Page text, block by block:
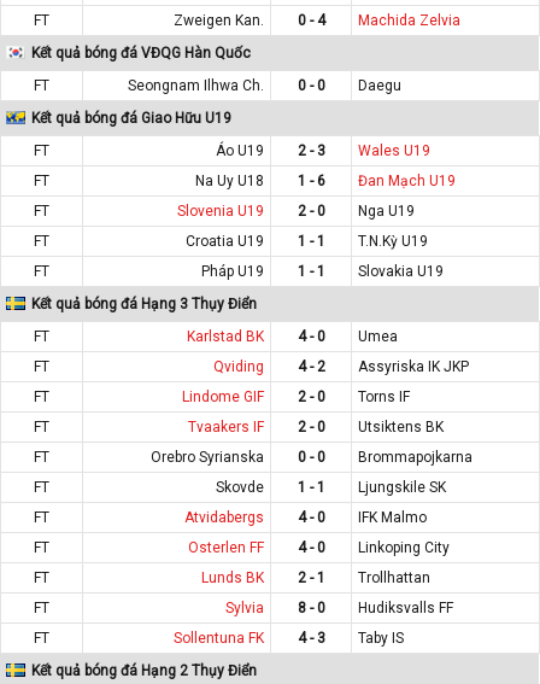
FT
Zweigen Kan. 0 - 4
Machida Zelvia
Kết quả bóng đá VĐQG Hàn Quốc
FT
Seongnam Ilhwa Ch. 0 - 0
Daegu
Kết quả bóng đá Giao Hữu U19
FT
Áo U19 2 - 3
Wales U19
FT
Na Uy U18 1 - 6
Đan Mạch U19
FT
Slovenia U19 2 - 0
Nga U19
FT
Croatia U19 1 - 1
T.N.Kỳ U19
FT
Pháp U19 1 - 1
Slovakia U19
Kết quả bóng đá Hạng 3 Thụy Điển
FT
Karlstad BK 4 - 0
Umea
FT
Qviding 4 - 2
Assyriska IK JKP
FT
Lindome GIF 2 - 0
Torns IF
FT
Tvaakers IF 2 - 0
Utsiktens BK
FT
Orebro Syrianska 0 - 0
Brommapojkarna
FT
Skovde 1 - 1
Ljungskile SK
FT
Atvidabergs 4 - 0
IFK Malmo
FT
Osterlen FF 4 - 0
Linkoping City
FT
Lunds BK 2 - 1
Trollhattan
FT
Sylvia 8 - 0
Hudiksvalls FF
FT
Sollentuna FK 4 - 3
Taby IS
Kết quả bóng đá Hạng 2 Thụy Điển